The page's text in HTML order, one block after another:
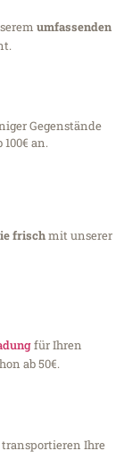
umfassenden
Gegenstände
an.
frischmit unserer
für Ihren
ab 50€.
Ihre